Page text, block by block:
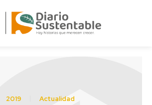
2019 Actualidad